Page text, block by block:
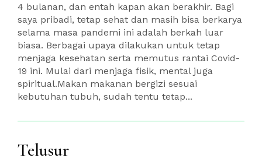
4 bulanan, dan entah kapan akan berakhir. Bagi
saya pribadi, tetap sehat dan masih bisa berkarya
selama masa pandemi ini adalah berkah luar
biasa. Berbagai upaya dilakukan untuk tetap
menjaga kesehatan serta memutus rantai Covid-
19 ini. Mulai dari menjaga fisik, mental juga
spiritual.Makan makanan bergizi sesuai
kebutuhan tubuh, sudah tentu tetap...
Telusur